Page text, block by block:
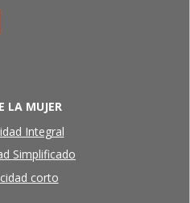
LA MUJER
Integral
Simplificado
corto